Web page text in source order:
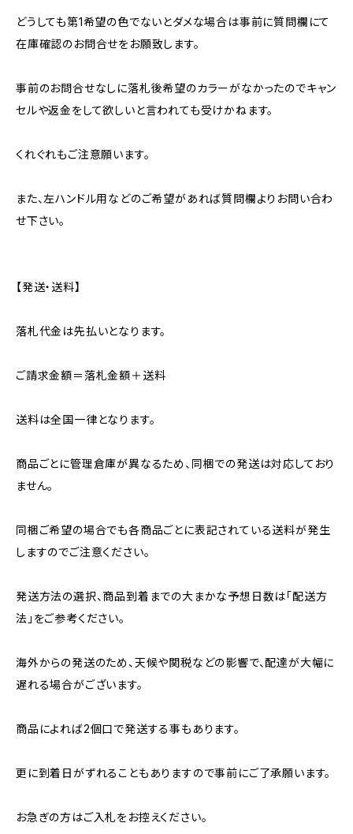
どうしても第1希望の色でないとダメな場合は事前に質問欄にて
在庫確認のお問合せをお願致します。
事前のお問合せなしに落札後希望のカラーがなかったのでキャン
セルや返金をして欲しいと言われても受けかねます。
くれぐれもご注意願います。
また、左ハンドル用などのご希望があれば質問欄よりお問い合わ
せ下さい。
【発送・送料】
落札代金は先払いとなります。
ご請求金額＝落札金額＋送料
送料は全国一律となります。
商品ごとに管理倉庫が異なるため、同梱での発送は対応しており
ません。
同梱ご希望の場合でも各商品ごとに表記されている送料が発生
しますのでご注意ください。
発送方法の選択、商品到着までの大まかな予想日数は「配送方
法」をご参考ください。
海外からの発送のため、天候や関税などの影響で、配達が大幅に
遅れる場合がございます。
商品によれば2個口で発送する事もあります。
更に到着日がずれることもありますので事前にご了承願います。
お急ぎの方はご入札をお控えください。